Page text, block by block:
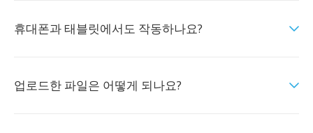
휴대폰과 태블릿에서도 작동하나요?
업로드한 파일은 어떻게 되나요?